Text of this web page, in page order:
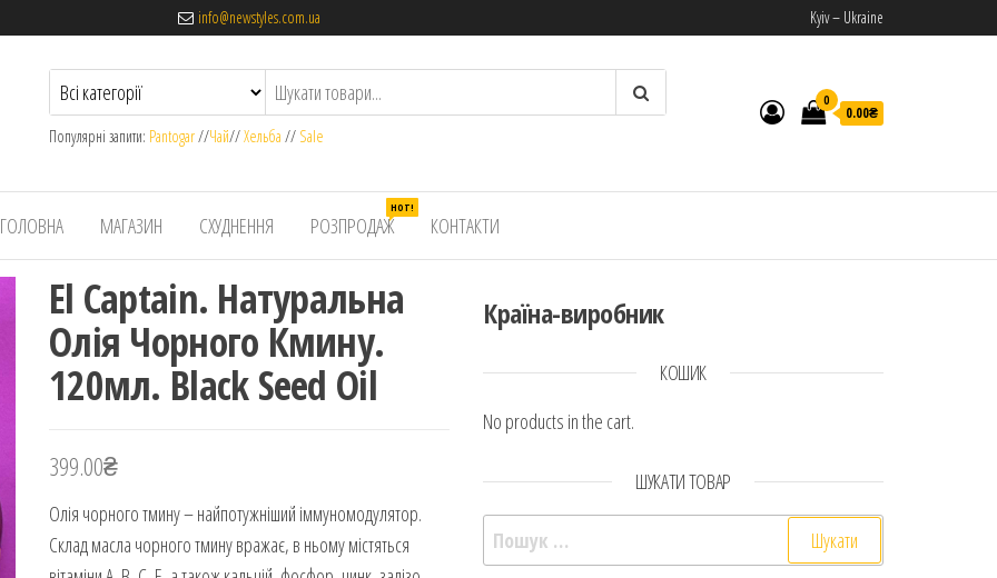
info@newstyles.com.ua Kyiv – Ukraine
Популярні запити: Pantogar//Чай//Хельба // Sale
0
0.00₴
ГОЛОВНА МАГАЗИН СХУДНЕННЯ РОЗПРОДАЖ
HOT!
КОНТАКТИ
El Captain. Натуральна
Олія Чорного Кмину.
120мл. Black Seed Oil
399.00₴
Олія чорного тмину – найпотужніший іммуномодулятор.
Склад масла чорного тмину вражає, в ньому містяться
Країна-виробник
КОШИК
No products in the cart.
ШУКАТИ ТОВАР
Пошук: